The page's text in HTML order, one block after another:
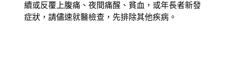
續或反覆上腹痛、夜間痛醒、貧血，或年長者新發
症狀，請儘速就醫檢查，先排除其他疾病。